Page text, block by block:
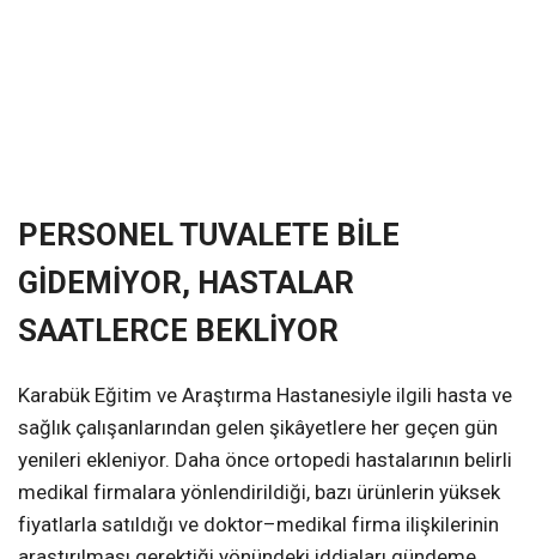
PERSONEL TUVALETE BİLE
GİDEMİYOR, HASTALAR
SAATLERCE BEKLİYOR
Karabük Eğitim ve Araştırma Hastanesiyle ilgili hasta ve
sağlık çalışanlarından gelen şikâyetlere her geçen gün
yenileri ekleniyor. Daha önce ortopedi hastalarının belirli
medikal firmalara yönlendirildiği, bazı ürünlerin yüksek
fiyatlarla satıldığı ve doktor–medikal firma ilişkilerinin